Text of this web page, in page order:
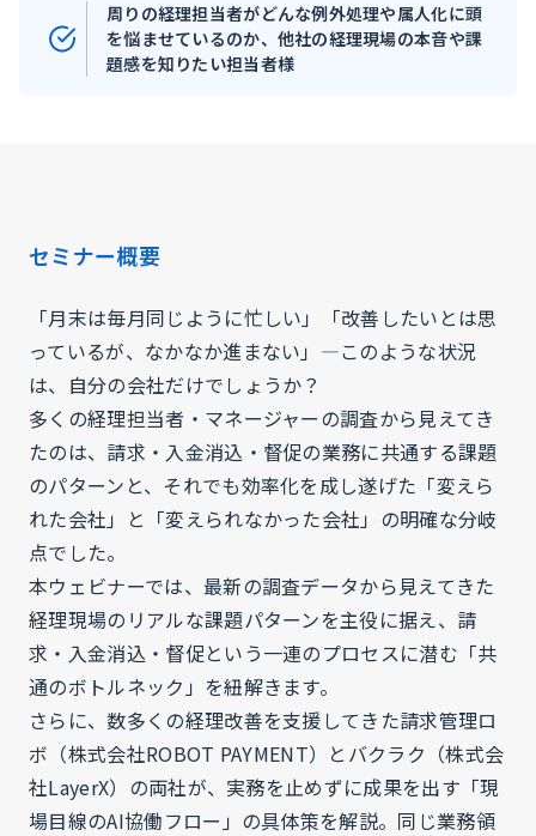
周りの経理担当者がどんな例外処理や属人化に頭
を悩ませているのか、他社の経理現場の本音や課
題感を知りたい担当者様
セミナー概要
「月末は毎月同じように忙しい」「改善したいとは思
っているが、なかなか進まない」―このような状況
は、自分の会社だけでしょうか？
多くの経理担当者・マネージャーの調査から見えてき
たのは、請求・入金消込・督促の業務に共通する課題
のパターンと、それでも効率化を成し遂げた「変えら
れた会社」と「変えられなかった会社」の明確な分岐
点でした。
本ウェビナーでは、最新の調査データから見えてきた
経理現場のリアルな課題パターンを主役に据え、請
求・入金消込・督促という一連のプロセスに潜む「共
通のボトルネック」を紐解きます。
さらに、数多くの経理改善を支援してきた請求管理ロ
ボ（株式会社ROBOT PAYMENT）とバクラク（株式会
社LayerX）の両社が、実務を止めずに成果を出す「現
場目線のAI協働フロー」の具体策を解説。同じ業務領